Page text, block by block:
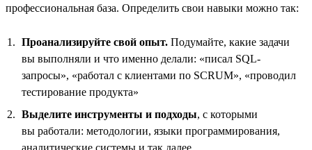
профессиональная база. Определить свои навыки можно так:
Проанализируйте свой опыт. Подумайте, какие задачи
вы выполняли и что именно делали: «писал SQL-
запросы», «работал с клиентами по SCRUM», «проводил
тестирование продукта»
Выделите инструменты и подходы, с которыми
вы работали: методологии, языки программирования,
аналитические системы и так далее